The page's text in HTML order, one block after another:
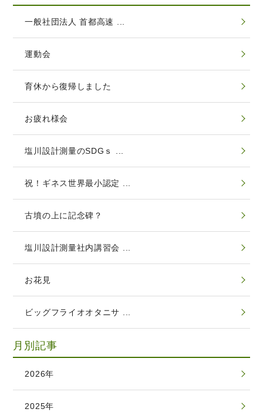
一般社団法人 首都高速 ...
運動会
育休から復帰しました
お疲れ様会
塩川設計測量のSDGｓ ...
祝！ギネス世界最小認定 ...
古墳の上に記念碑？
塩川設計測量社内講習会 ...
お花見
ビッグフライオオタニサ ...
月別記事
2026年
2025年